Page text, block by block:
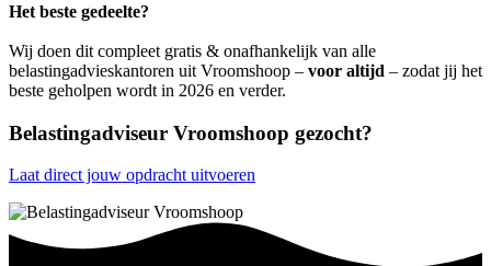
Het beste gedeelte?
Wij doen dit compleet gratis & onafhankelijk van alle
belastingadvieskantoren uit Vroomshoop – voor altijd – zodat jij het
beste geholpen wordt in 2026 en verder.
Belastingadviseur Vroomshoop gezocht?
Laat direct jouw opdracht uitvoeren